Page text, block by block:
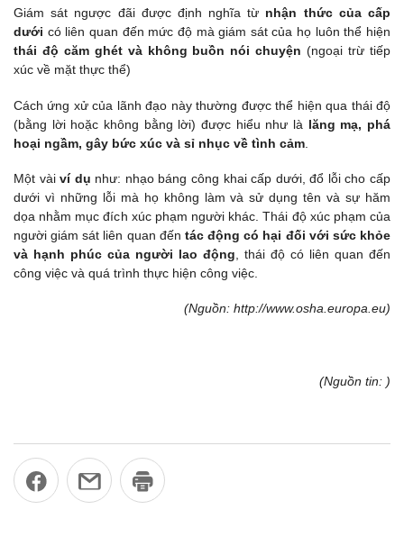
Giám sát ngược đãi được định nghĩa từ nhận thức của cấp
dưới có liên quan đến mức độ mà giám sát của họ luôn thể hiện
thái độ căm ghét và không buồn nói chuyện(ngoại trừ tiếp
xúc về mặt thực thể)
Cách ứng xử của lãnh đạo này thường được thể hiện qua thái độ
(bằng lời hoặc không bằng lời) được hiểu như là lăng mạ, phá
hoại ngầm, gây bức xúc và sỉ nhục về tình cảm
Một vàiví dụ như: nhạo báng công khai cấp dưới, đổ lỗi cho cấp
dưới vì những lỗi mà họ không làm và sử dụng tên và sự hăm
dọa nhằm mục đích xúc phạm người khác. Thái độ xúc phạm của
người giám sát liên quan đến tác động có hại đối với sức khỏe
và hạnh phúc của người lao động , thái độ có liên quan đến
công việc và quá trình thực hiện công việc.
(Nguồn: http://www.osha.europa.eu)
(Nguồn tin: )